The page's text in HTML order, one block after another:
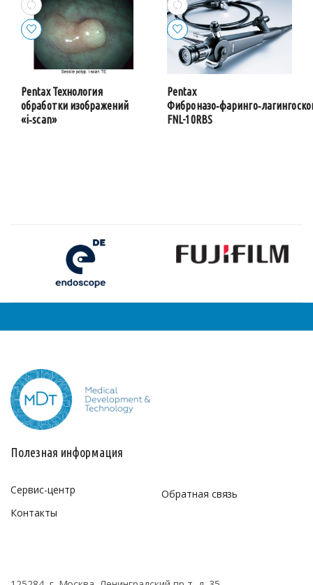
Pentax Технология
обработки изображений
«i‑scan»
Pentax
FNL-10RBS
Полезная информация
Сервис-центр
Контакты
Обратная связь